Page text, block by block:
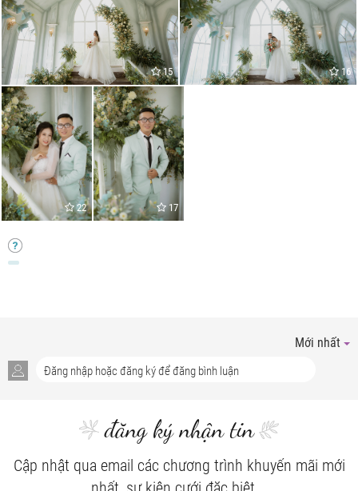
15 16
22 17
Mới nhất
đăng ký nhận tin
Cập nhật qua email các chương trình khuyến mãi mới